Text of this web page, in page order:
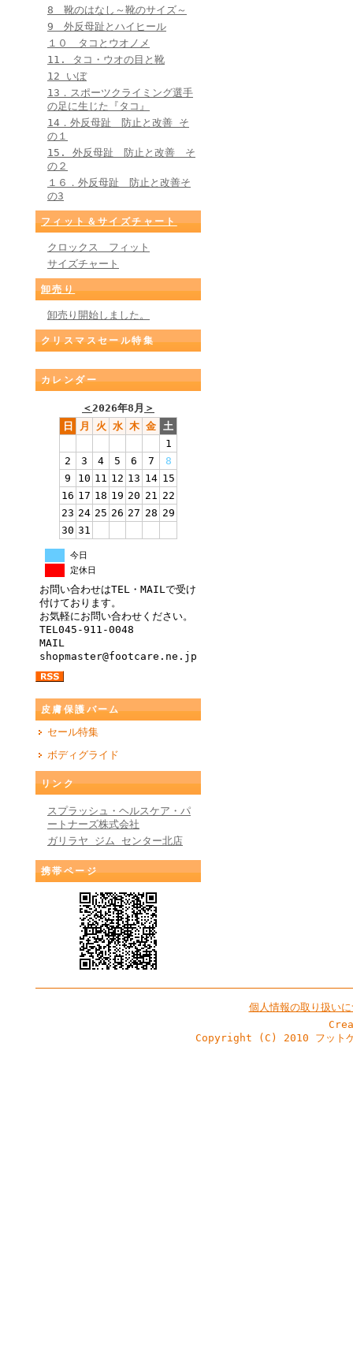
8 靴のはなし～靴のサイズ～
9 外反母趾とハイヒール
１０ タコとウオノメ
11. タコ・ウオの目と靴
12 いぼ
13．スポーツクライミング選手
の足に生じた『タコ』
14．外反母趾 防止と改善 そ
の１
15. 外反母趾 防止と改善 そ
の２
１６．外反母趾 防止と改善そ
の3
フィット＆サイズチャート
クロックス フィット
サイズチャート
卸売り
卸売り開始しました。
クリスマスセール特集
カレンダー
＜2026年8月 ＞
日
月 火 水 木 金 土
1
2
3 4 5 6 7
8
9
10 11 12 13 14 15
16 17 18 19 20 21 22
23 24 25 26 27 28 29
30 31
今日
定休日
お問い合わせはTEL・MAILで受け
付けております。
お気軽にお問い合わせください。
TEL045-911-0048
MAIL
shopmaster@footcare.ne.jp
皮膚保護バーム
セール特集
ボディグライド
リンク
スプラッシュ・ヘルスケア・パ
ートナーズ株式会社
ガリラヤ ジム センター北店
携帯ページ
個人情報の取り扱い
Copyright (C) 2010 フット